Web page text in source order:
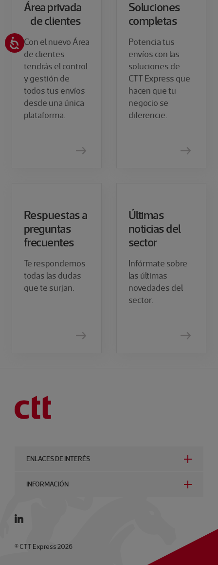
Área privada
de clientes
Con el nuevo Área
de clientes
tendrás el control
y gestión de
todos tus envíos
desde una única
plataforma.
​Soluciones
completas
Potencia tus
envíos con las
soluciones de
CTT Express que
hacen que tu
negocio se
diferencie.
Respuestas a
preguntas
frecuentes
Te respondemos
todas las dudas
que te surjan.
Últimas
noticias del
sector
Infórmate sobre
las últimas
novedades del
sector.
ENLACES DE INTERÉS
INFORMACIÓN
© CTT Express 2026